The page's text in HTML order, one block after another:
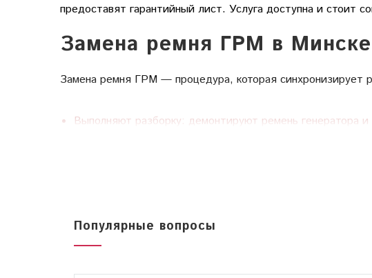
предоставят гарантийный лист. Услуга доступна и стоит
Замена ремня ГРМ в Минске
Замена ремня ГРМ — процедура, которая синхронизирует
Выполняют разборку: демонтируют ремень генератора
Устанавливают элемент газораспределительного
Собирают навесное оборудование: защитные крышки,
Не беритесь за процедуру, если у Вас нет
необходимость дорогостоящего ремонта. Обращайтесь в
Популярные вопросы